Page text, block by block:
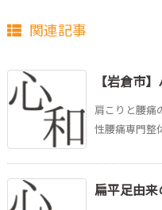
関連記事
【岩倉市
肩こりと腰痛
性腰痛専門整
扁平足由来